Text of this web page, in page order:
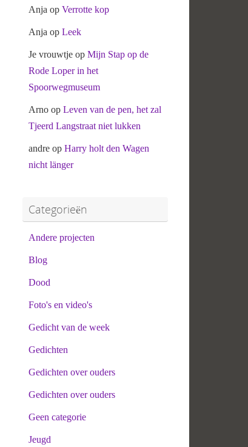
Anja op Verrotte kop
Anja op Leek
Je vrouwtje op Mijn Stap op de
Rode Loper in het
Spoorwegmuseum
Arno op Leven van de pen, het zal
Tjeerd Langstraat niet lukken
andre op Harry holt den Wagen
nicht länger
Categorieën
Andere projecten
Blog
Dood
Foto's en video's
Gedicht van de week
Gedichten
Gedichten over ouders
Gedichten over ouders
Geen categorie
Jeugd